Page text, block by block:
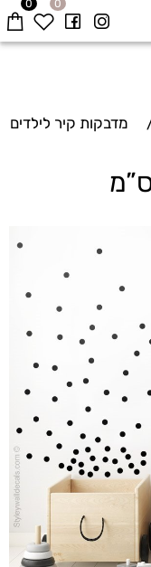
0 0
מדבקות קיר לילדים